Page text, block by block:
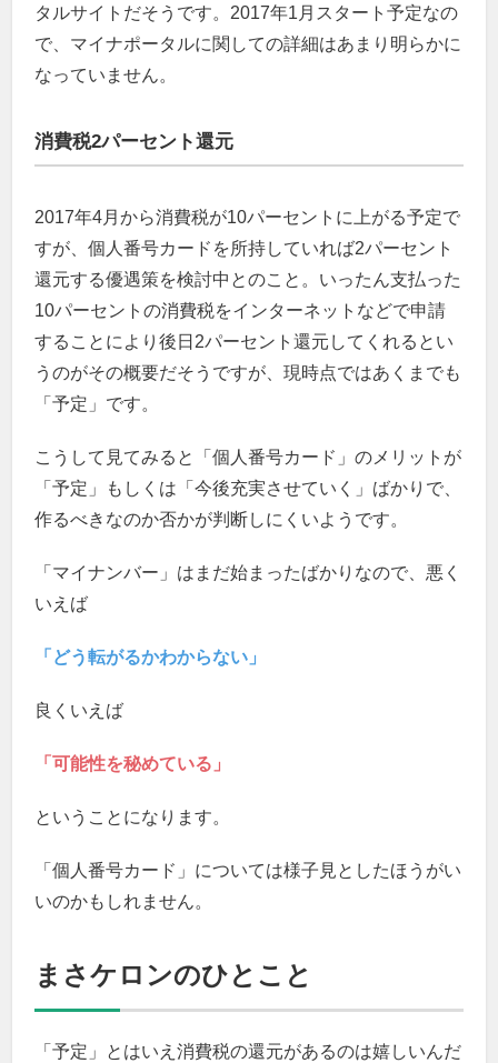
タルサイトだそうです。2017年1月スタート予定なの
で、マイナポータルに関しての詳細はあまり明らかに
なっていません。
消費税2パーセント還元
2017年4月から消費税が10パーセントに上がる予定で
すが、個人番号カードを所持していれば2パーセント
還元する優遇策を検討中とのこと。いったん支払った
10パーセントの消費税をインターネットなどで申請
することにより後日2パーセント還元してくれるとい
うのがその概要だそうですが、現時点ではあくまでも
「予定」です。
こうして見てみると「個人番号カード」のメリットが
「予定」もしくは「今後充実させていく」ばかりで、
作るべきなのか否かが判断しにくいようです。
「マイナンバー」はまだ始まったばかりなので、悪く
いえば
「どう転がるかわからない」
良くいえば
「可能性を秘めている」
ということになります。
「個人番号カード」については様子見としたほうがい
いのかもしれません。
まさケロンのひとこと
「予定」とはいえ消費税の還元があるのは嬉しいんだ